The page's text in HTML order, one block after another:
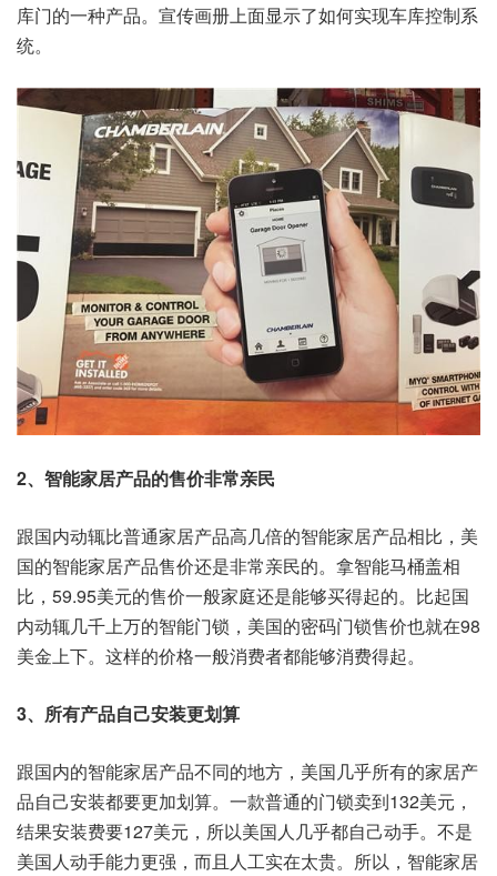
库门的一种产品。宣传画册上面显示了如何实现车库控制系
统。
2、 智能家居产品的售价非常亲民
跟国内动辄比普通家居产品高几倍的智能家居产品相比，美
国的智能家居产品售价还是非常亲民的。拿智能马桶盖相
比，59.95美元的售价一般家庭还是能够买得起的。比起国
内动辄几千上万的智能门锁，美国的密码门锁售价也就在98
美金上下。这样的价格一般消费者都能够消费得起。
3、所有产品自己安装更划算
跟国内的智能家居产品不同的地方，美国几乎所有的家居产
品自己安装都要更加划算。一款普通的门锁卖到132美元，
结果安装费要127美元，所以美国人几乎都自己动手。不是
美国人动手能力更强，而且人工实在太贵。所以，智能家居